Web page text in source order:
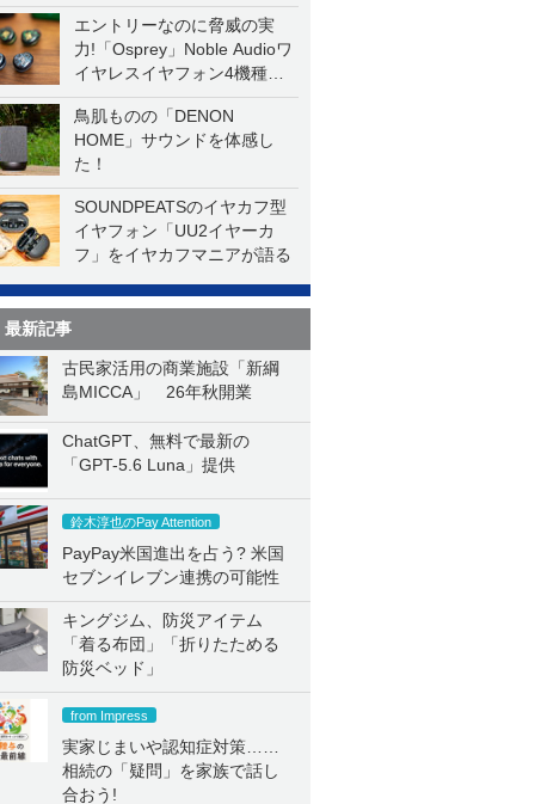
エントリーなのに脅威の実
力!「Osprey」Noble Audioワ
イヤレスイヤフォン4機種を
一気に聴く
鳥肌ものの「DENON
HOME」サウンドを体感し
た！
SOUNDPEATSのイヤカフ型
イヤフォン「UU2イヤーカ
フ」をイヤカフマニアが語る
最新記事
古民家活用の商業施設「新綱
島MICCA」 26年秋開業
ChatGPT、無料で最新の
「GPT-5.6 Luna」提供
鈴木淳也のPay Attention
PayPay米国進出を占う? 米国
セブンイレブン連携の可能性
キングジム、防災アイテム
「着る布団」「折りたためる
防災ベッド」
from Impress
実家じまいや認知症対策……
相続の「疑問」を家族で話し
合おう!